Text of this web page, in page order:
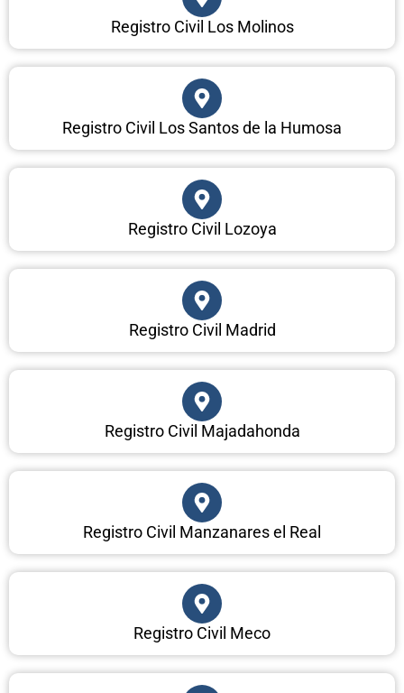
Registro Civil Los Molinos
Registro Civil Los Santos de la Humosa
Registro Civil Lozoya
Registro Civil Madrid
Registro Civil Majadahonda
Registro Civil Manzanares el Real
Registro Civil Meco